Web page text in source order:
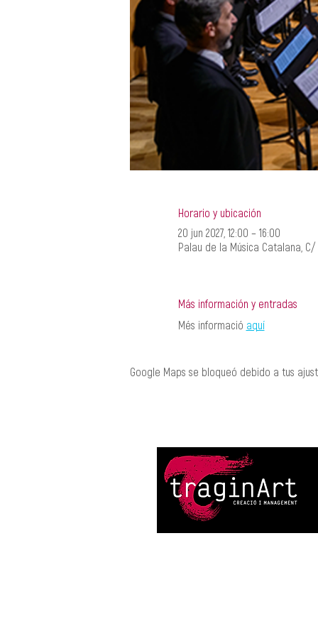
Horario y ubicación
20 jun 2027, 12:00 – 16:00
Palau de la Música Catalana,
Más información y entradas
Més informació aquí
Google Maps se bloqueó debido a tus